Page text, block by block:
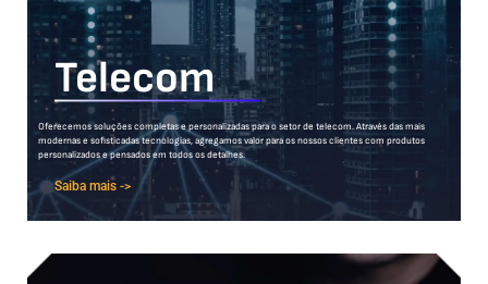
Telecom
Oferecemos soluções completas e personalizadas para o setor de telecom. Através das mais
modernas e sofisticadas tecnologias, agregamos valor para os nossos clientes com produtos
personalizados e pensados em todos os detalhes.
Saiba mais ->